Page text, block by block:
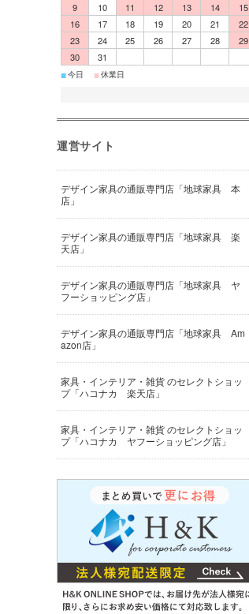
9
10 11 12 13 14
15
16
17 18 19 20 21
22
23
24 25 26 27 28
29
30
31
■今日 ■休業日
運営サイト
デザイン家具の通販専門店「地球家具 本
店」
デザイン家具の通販専門店「地球家具 楽
天店」
デザイン家具の通販専門店「地球家具 ヤ
フーショッピング店」
デザイン家具の通販専門店「地球家具 Am
azon店」
家具・インテリア・雑貨 のセレクトショッ
プ「ハコナカ 楽天店」
家具・インテリア・雑貨 のセレクトショッ
プ「ハコナカ ヤフーショッピング店」